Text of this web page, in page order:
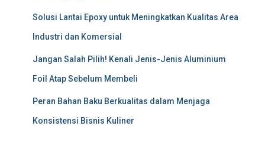
Solusi Lantai Epoxy untuk Meningkatkan Kualitas Area
Industri dan Komersial
Jangan Salah Pilih! Kenali Jenis-Jenis Aluminium
Foil Atap Sebelum Membeli
Peran Bahan Baku Berkualitas dalam Menjaga
Konsistensi Bisnis Kuliner